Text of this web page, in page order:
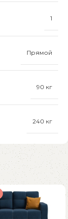
1
Прямой
90 кг
240 кг